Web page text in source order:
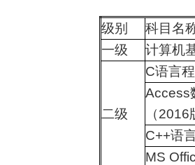
级别
科目名
一级
计算机
二级
C语言
Access
（2016
C++语
MS